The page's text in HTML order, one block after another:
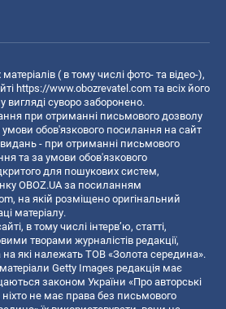
( в тому числі фото- та відео-),
https://www.obozrevatel.com та всіх його
вигляді суворо заборонено.
при отриманні письмового дозволу
умови обов'язкового посилання на сайт
видань - при отриманні письмового
та за умови обов'язкового
для пошукових систем,
OBOZ.UA за посиланням
, на якій розміщено оригінальний
матеріалу.
в тому числі інтерв’ю, статті,
творами журналістів редакції,
які належать ТОВ «Золота середина».
Getty Images редакція має
законом України «Про авторські
ніхто не має права без письмового